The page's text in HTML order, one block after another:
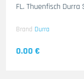
Brand Durra
0.00 €